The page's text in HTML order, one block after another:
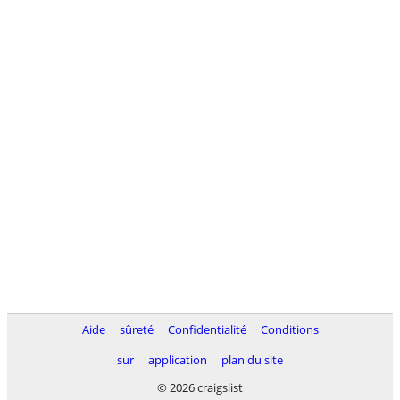
Aide sûreté Confidentialité
Conditions
sur
application
plan du site
© 2026 craigslist